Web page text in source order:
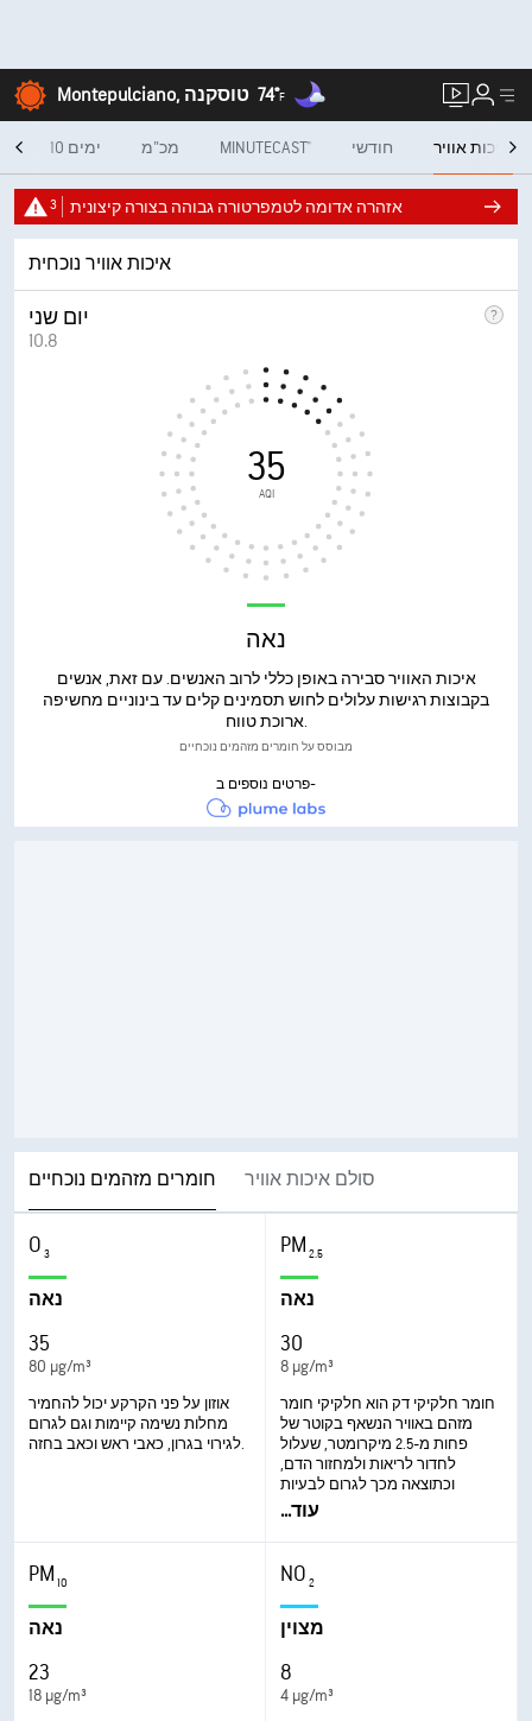
Montepulciano, טוסקנה 74°F
10 ימים מכ"מ MINUTECAST® חודשי איכות אוויר
3 אזהרה אדומה לטמפרטורה גבוהה בצורה קיצונית
איכות אוויר נוכחית
יום שני
10.8
35
AQI
נאה
איכות האוויר סבירה באופן כללי לרוב האנשים. עם זאת, אנשים
בקבוצות רגישות עלולים לחוש תסמינים קלים עד בינוניים מחשיפה
ארוכת טווח.
מבוסס על חומרים מזהמים נוכחיים
פרטים נוספים ב-
חומרים מזהמים נוכחיים סולם איכות אוויר
O3
נאה
35
80 µg/m³
אוזון על פני הקרקע יכול להחמיר
מחלות נשימה קיימות וגם לגרום
לגירוי בגרון, כאבי ראש וכאב בחזה.
PM2.5
נאה
30
8 µg/m³
חומר חלקיקי דק הוא חלקיקי חומר
מזהם באוויר הנשאף בקוטר של
פחות מ-2.5 מיקרומטר, שעלול
לחדור לריאות ולמחזור הדם,
וכתוצאה מכך לגרום לבעיות
בריאותיות חמורות. ההשפעות
חשיפה יכולה לגרום לשיעול או
לקשיי נשימה, החמרת אסטמה
...עוד
PM10
נאה
23
18 µg/m³
NO2
מצוין
8
4 µg/m³